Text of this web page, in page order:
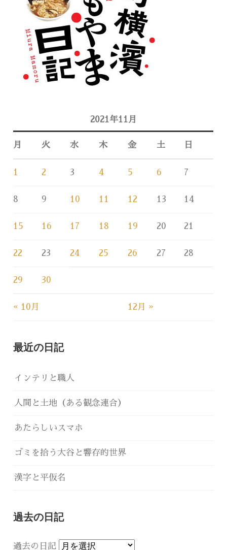
2021年11月
月 火 水 木 金 土 日
« 10月 12月 »
1 2 3 4 5 6 7
8 9 10 11 12 13 14
15 16 17 18 19 20 21
22 23 24 25 26 27 28
29 30
最近の日記
インテリと職人
人間と土地（ある観念連合）
あたらしいスマホ
ゴミを拾う大谷と響存的世界
漢字と平仮名
過去の日記
過去の日記